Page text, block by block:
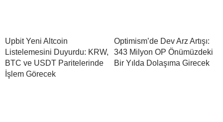
Upbit Yeni Altcoin
Listelemesini Duyurdu: KRW,
BTC ve USDT Paritelerinde
İşlem Görecek
Optimism’de Dev Arz Artışı:
343 Milyon OP Önümüzdeki
Bir Yılda Dolaşıma Girecek